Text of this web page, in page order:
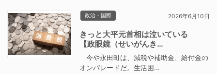
政治・国際 2026年6月10日
きっと大平元首相は泣いている
【政眼鏡（せいがんき…
今や永田町は、減税や補助金、給付金の
オンパレードだ。生活困…